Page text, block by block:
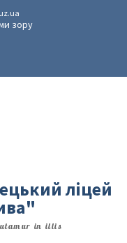
зору
ліцей
in illis